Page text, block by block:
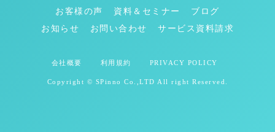
お客様の声
資料＆セミナー
ブログ
お知らせ
お問い合わせ サービス資料請求
会社概要 利用規約 PRIVACY POLICY
Copyright © SPinno Co.,LTD All right Reserved.